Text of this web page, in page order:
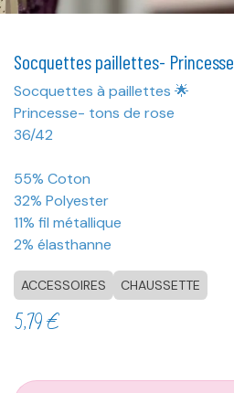
Socquettes paillettes- Princesse
Socquettes à paillettes 🌟
Princesse- tons de rose
36/42
55% Coton
32% Polyester
11% fil métallique
2% élasthanne
ACCESSOIRES CHAUSSETTE
5,79€